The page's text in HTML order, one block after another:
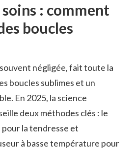
: comment
boucles
négligée, fait toute la
boucles sublimes et un
En 2025, la science
deux méthodes clés : le
pour la tendresse et
à basse température pour